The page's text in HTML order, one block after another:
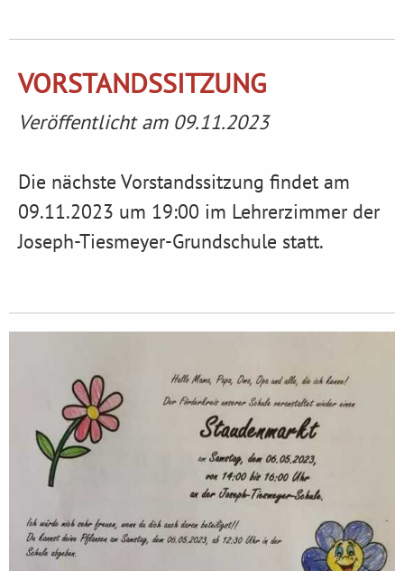
VORSTANDSSITZUNG
Veröffentlicht am 09.11.2023
Die nächste Vorstandssitzung findet am
09.11.2023 um 19:00 im Lehrerzimmer der
Joseph-Tiesmeyer-Grundschule statt.